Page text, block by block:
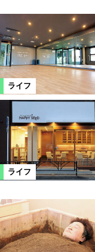
会津若松市
南相馬市
二本松市
猪苗代町
須賀川市
ライフ
ライフ